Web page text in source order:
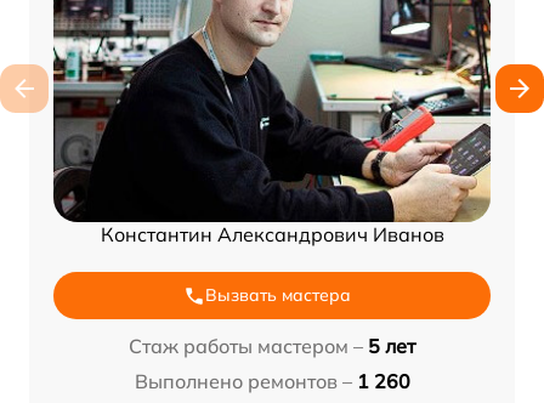
Константин Александрович Иванов
Вызвать мастера
Стаж работы мастером – 5 лет
Выполнено ремонтов – 1 260